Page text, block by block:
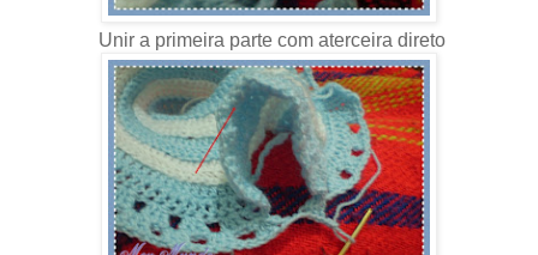
Unir a primeira parte com aterceira direto